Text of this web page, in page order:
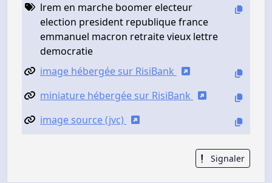
lrem en marche boomer electeur
election president republique france
emmanuel macron retraite vieux lettre
democratie
image hébergée sur RisiBank
miniature hébergée sur RisiBank
image source (jvc)
Signaler